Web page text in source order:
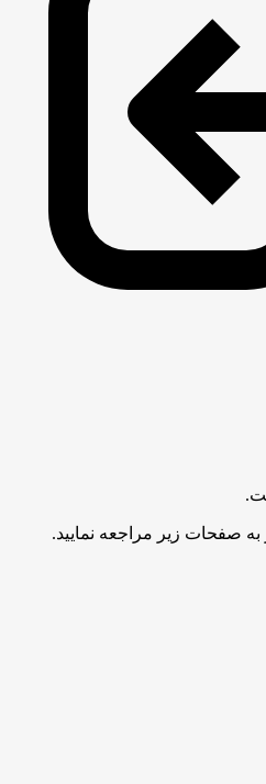
صفحات زیر مراجعه نمایید.